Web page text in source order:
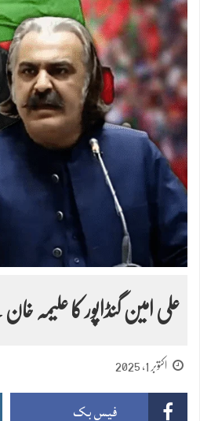
علی امین گنڈاپور کا علیمہ
اکتوبر 1, 2025
فیس بک